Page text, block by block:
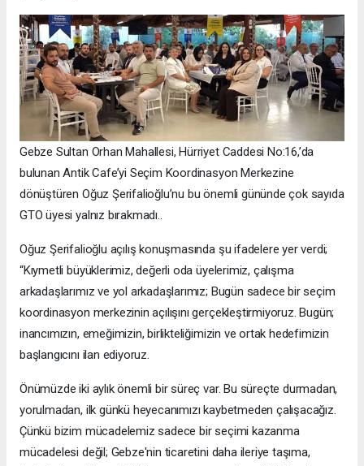
Gebze Sultan Orhan Mahallesi, Hürriyet Caddesi No:16,’da
bulunan Antik Cafe’yi Seçim Koordinasyon Merkezine
dönüştüren Oğuz Şerifalioğlu’nu bu önemli gününde çok sayıda
GTO üyesi yalnız bırakmadı..
Oğuz Şerifalioğlu açılış konuşmasında şu ifadelere yer verdi;
“Kıymetli büyüklerimiz, değerli oda üyelerimiz, çalışma
arkadaşlarımız ve yol arkadaşlarımız; Bugün sadece bir seçim
koordinasyon merkezinin açılışını gerçekleştirmiyoruz. Bugün;
inancımızın, emeğimizin, birlikteliğimizin ve ortak hedefimizin
başlangıcını ilan ediyoruz.
Önümüzde iki aylık önemli bir süreç var. Bu süreçte durmadan,
yorulmadan, ilk günkü heyecanımızı kaybetmeden çalışacağız.
Çünkü bizim mücadelemiz sadece bir seçimi kazanma
mücadelesi değil; Gebze'nin ticaretini daha ileriye taşıma,